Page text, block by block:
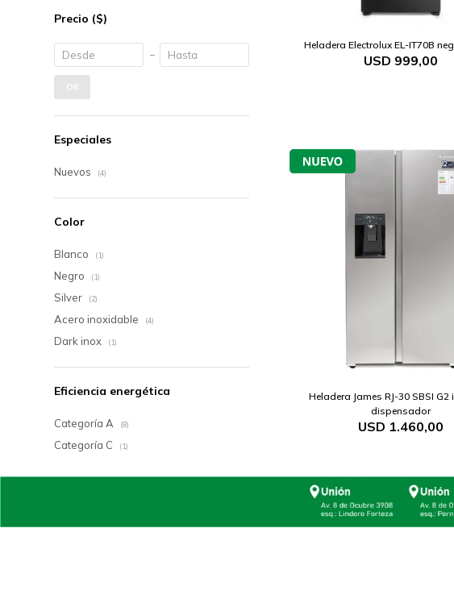
Heladera Electrolux EL-IT70B
USD 999,00
Heladera James RJ-30 SBSI G2
dispensador
USD 1.460,00
Precio ($)
OK
Especiales
Nuevos (4)
Color
Blanco (1)
Negro (1)
Silver (2)
Acero inoxidable (4)
Dark inox (1)
Eficiencia energética
Categoría A (8)
Categoría C (1)